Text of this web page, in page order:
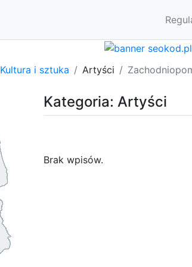
Kultura i sztuka Artyści
Kategoria: Artyści
Brak wpisów.